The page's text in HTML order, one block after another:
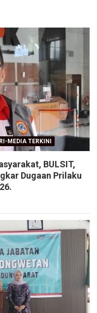
MEDIA TERKINI
BULSIT,
Dugaan Prilaku